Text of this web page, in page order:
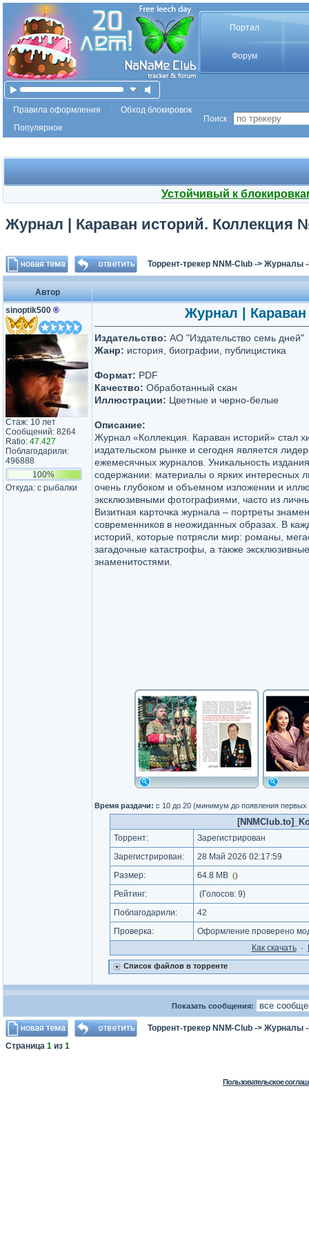
Портал
Форум
Правила оформления
Обход блокировок
Популярное
Поиск :
Устойчивый к
Журнал | Караван историй. Коллекция
Торрент-трекер NNM-Club -> Журналы
Автор
sinoptik500 ®
Стаж: 10 лет
Сообщений: 8264
Ratio: 47.427
Поблагодарили:
496888
100%
Откуда: с рыбалки
Журнал |
Издательство: АО "Издательство семь дней"
Жанр: история, биографии, публицистика
Формат: PDF
Качество: Обработанный скан
Иллюстрации: Цветные и черно-белые
Описание:
Журнал «Коллекция. Караван историй» стал
издательском рынке и сегодня является
ежемесячных журналов. Уникальность
содержании: материалы о ярких интересных
очень глубоком и объемном изложении и
эксклюзивными фотографиями, часто из
Визитная карточка журнала – портреты
современников в неожиданных образах. В
историй, которые потрясли мир: романы,
загадочные катастрофы, а также
знаменитостями.
Время раздачи: с 10 до 20 (минимум до появления
Торрент:
Зарегистрирован
Зарегистрирован:
28 Май 2026 02:17:59
Размер:
64.8 MB ()
Рейтинг: (Голосов: 9)
Поблагодарили:
42
Проверка:
Оформление проверено
Как cкачать·
Список файлов в торренте
Показать сообщения:
Торрент-трекер NNM-Club -> Журналы
Страница 1 из 1
Пользовательское